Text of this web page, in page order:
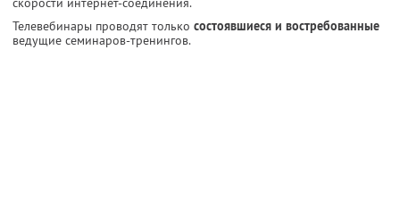
Телевебинары проводят только состоявшиеся и востребованные
ведущие семинаров-тренингов.